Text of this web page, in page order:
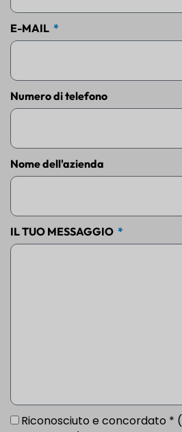
E-MAIL
Numero di telefono
Nome dell'azienda
IL TUO MESSAGGIO
Riconosciuto e concordato * (